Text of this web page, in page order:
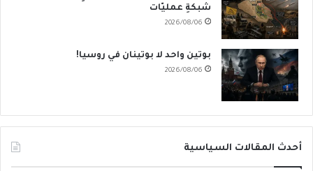
شبكةِ عمليّات
2026/08/06
بوتين واحد لا بوتينان في روسيا!
2026/08/06
أحدث المقالات السياسية